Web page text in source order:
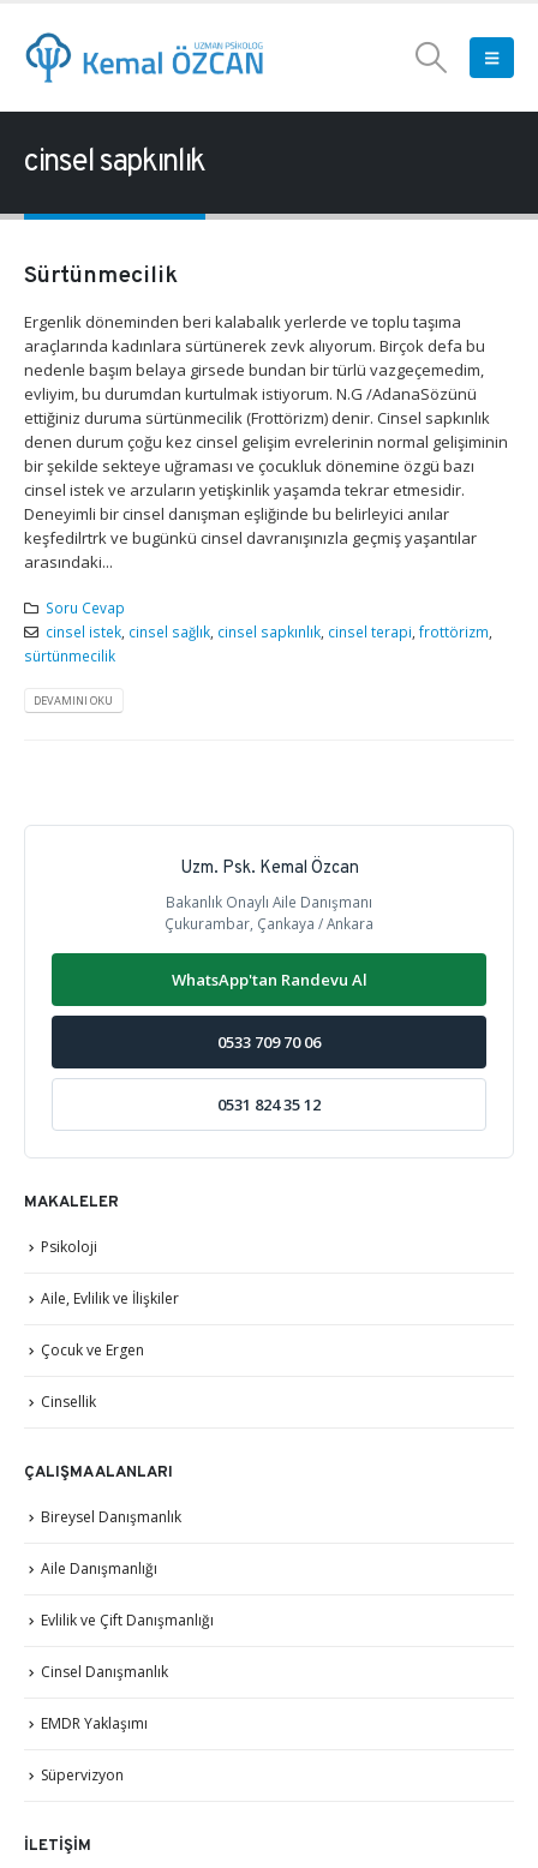
cinsel sapkınlık
Sürtünmecilik
Ergenlik döneminden beri kalabalık yerlerde ve toplu taşıma
araçlarında kadınlara sürtünerek zevk alıyorum. Birçok defa bu
nedenle başım belaya girsede bundan bir türlü vazgeçemedim,
evliyim, bu durumdan kurtulmak istiyorum. N.G /AdanaSözünü
ettiğiniz duruma sürtünmecilik (Frottörizm) denir. Cinsel sapkınlık
denen durum çoğu kez cinsel gelişim evrelerinin normal gelişiminin
bir şekilde sekteye uğraması ve çocukluk dönemine özgü bazı
cinsel istek ve arzuların yetişkinlik yaşamda tekrar etmesidir.
Deneyimli bir cinsel danışman eşliğinde bu belirleyici anılar
keşfedilrtrk ve bugünkü cinsel davranışınızla geçmiş yaşantılar
arasındaki...
Soru Cevap
cinsel istek, cinsel sağlık, cinsel sapkınlık, cinsel terapi, frottörizm,
sürtünmecilik
DEVAMINI OKU
Uzm. Psk. Kemal Özcan
Bakanlık Onaylı Aile Danışmanı
Çukurambar, Çankaya / Ankara
WhatsApp'tan Randevu Al
0533 709 70 06
0531 824 35 12
MAKALELER
Psikoloji
Aile, Evlilik ve İlişkiler
Çocuk ve Ergen
Cinsellik
ÇALIŞMA ALANLARI
Bireysel Danışmanlık
Aile Danışmanlığı
Evlilik ve Çift Danışmanlığı
Cinsel Danışmanlık
EMDR Yaklaşımı
Süpervizyon
İLETIŞIM